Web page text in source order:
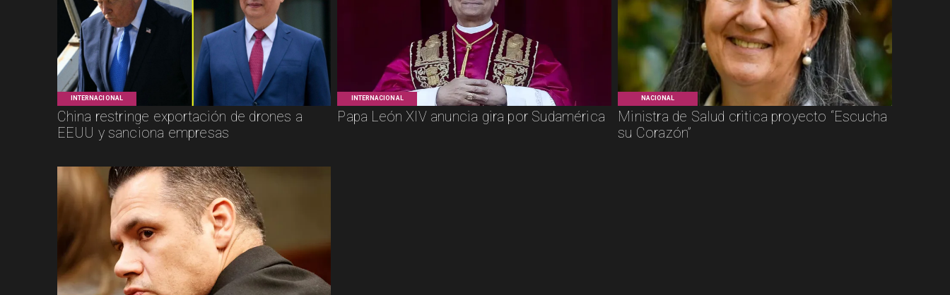
INTERNACIONAL
China restringe exportación de drones a
EEUU y sanciona empresas
INTERNACIONAL
Papa León XIV anuncia gira por Sudamérica
NACIONAL
Ministra de Salud critica proyecto “Escucha
su Corazón”